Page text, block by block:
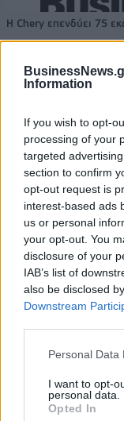
Information
If you wish to opt-
processing of your
targeted
section to confirm
opt-out request is
interest-based ads
us or personal
your opt-out. You
disclosure of your
IAB’s list of
also be disclosed
Downstream
Personal Data
I want to opt-
personal data.
Opted In
Η Chery επενδύει 75
Το FIAT 500 Hybrid
18η συνεχόμενη
FTSE4Good
Alpha Bank: Για πρώτη
πύλες του σε όλους